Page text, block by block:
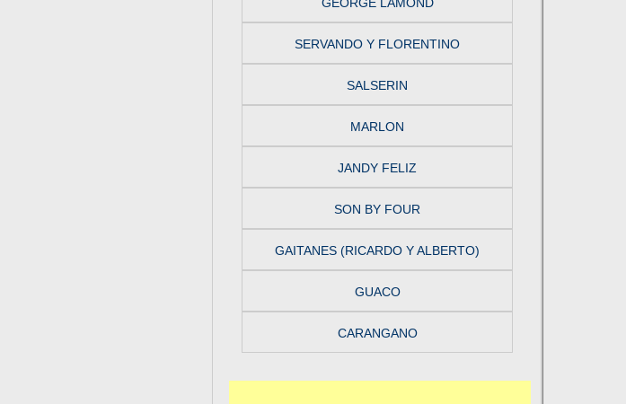
SERVANDO Y FLORENTINO
SALSERIN
MARLON
JANDY FELIZ
SON BY FOUR
GAITANES (RICARDO Y ALBERTO)
GUACO
CARANGANO